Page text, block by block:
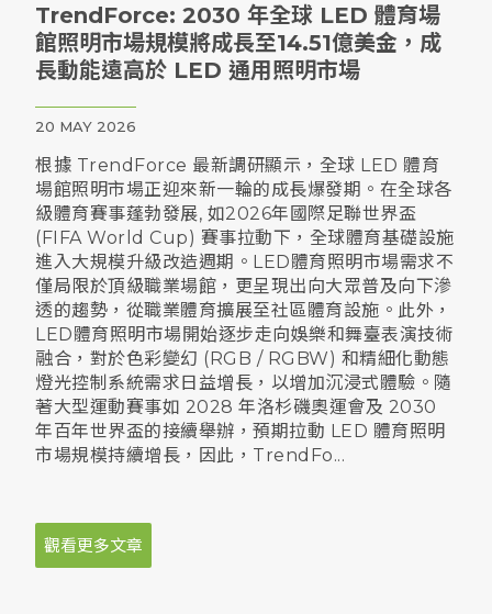
TrendForce: 2030 年全球 LED 體育場
館照明市場規模將成長至14.51億美金，成
長動能遠高於 LED 通用照明市場
20 MAY 2026
根據 TrendForce 最新調研顯示，全球 LED 體育
場館照明市場正迎來新一輪的成長爆發期。在全球各
級體育賽事蓬勃發展, 如2026年國際足聯世界盃
(FIFA World Cup) 賽事拉動下，全球體育基礎設施
進入大規模升級改造週期。LED體育照明市場需求不
僅局限於頂級職業場館，更呈現出向大眾普及向下滲
透的趨勢，從職業體育擴展至社區體育設施。此外，
LED體育照明市場開始逐步走向娛樂和舞臺表演技術
融合，對於色彩變幻 (RGB / RGBW) 和精細化動態
燈光控制系統需求日益增長，以增加沉浸式體驗。隨
著大型運動賽事如 2028 年洛杉磯奧運會及 2030
年百年世界盃的接續舉辦，預期拉動 LED 體育照明
市場規模持續增長，因此，TrendFo...
觀看更多文章